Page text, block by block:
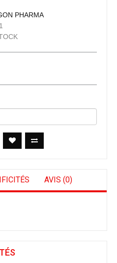
PHARMA
AVIS (0)